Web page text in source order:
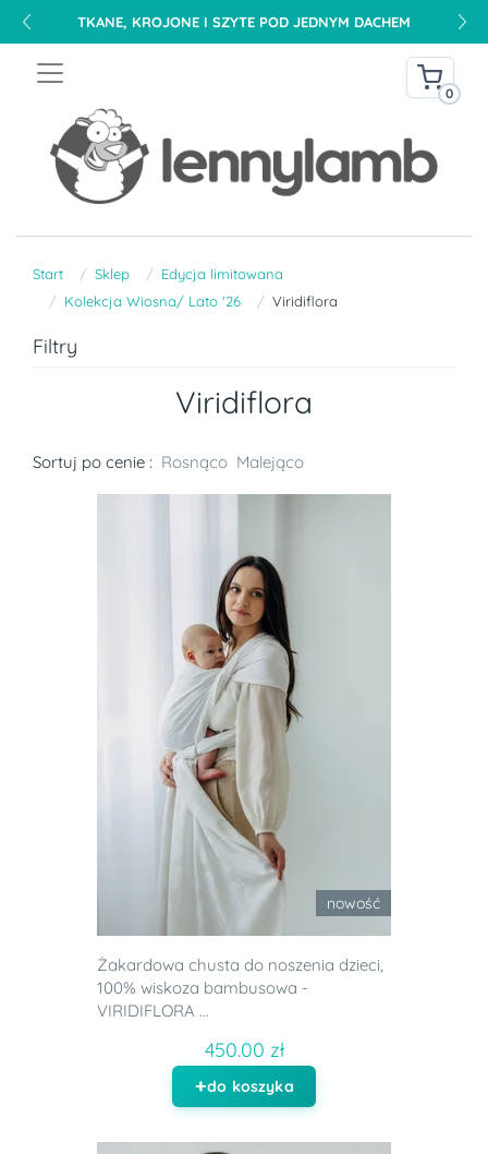
TKANE, KROJONE I SZYTE POD JEDNYM DACHEM
0
Start Sklep
Edycja limitowana
Kolekcja Wiosna/ Lato '26
Viridiflora
Filtry
Viridiflora
Sortuj po cenie : Rosnąco Malejąco
nowość
Żakardowa chusta do noszenia dzieci,
100% wiskoza bambusowa -
VIRIDIFLORA ...
450.00 zł
do koszyka